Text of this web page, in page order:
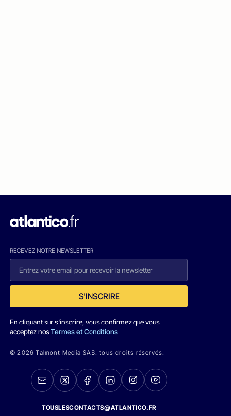
RECEVEZ NOTRE NEWSLETTER
S'INSCRIRE
En cliquant sur s'inscrire, vous confirmez que vous
acceptez nosTermes et Conditions
© 2026 Talmont Media SAS. tous droits réservés.
TOUSLESCONTACTS@ATLANTICO.FR